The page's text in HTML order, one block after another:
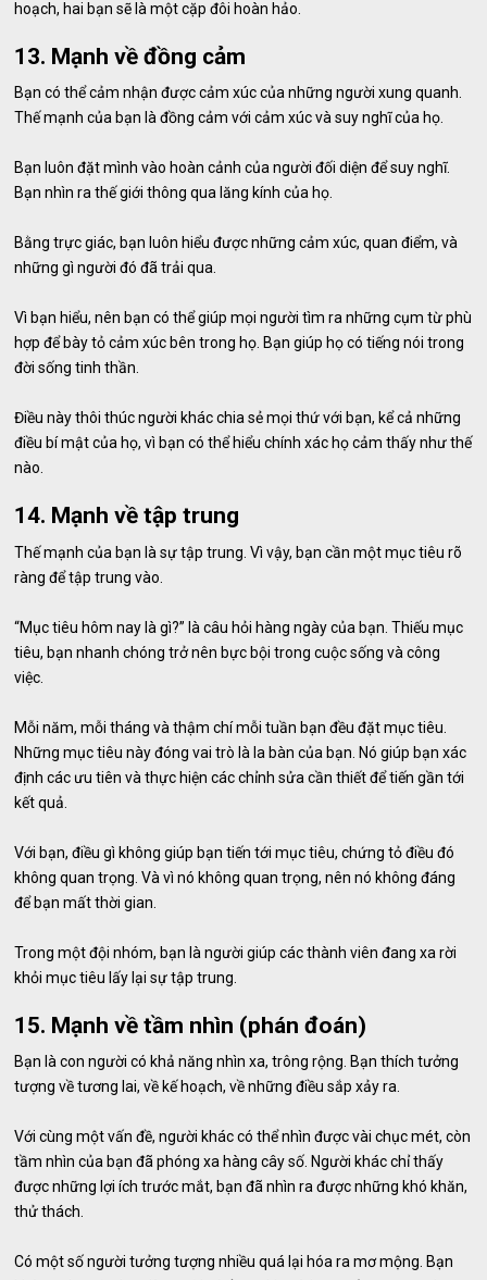
hoạch, hai bạn sẽ là một cặp đôi hoàn hảo.
13. Mạnh về đồng cảm
Bạn có thể cảm nhận được cảm xúc của những người xung quanh.
Thế mạnh của bạn là đồng cảm với cảm xúc và suy nghĩ của họ.
Bạn luôn đặt mình vào hoàn cảnh của người đối diện để suy nghĩ.
Bạn nhìn ra thế giới thông qua lăng kính của họ.
Bằng trực giác, bạn luôn hiểu được những cảm xúc, quan điểm, và
những gì người đó đã trải qua.
Vì bạn hiểu, nên bạn có thể giúp mọi người tìm ra những cụm từ phù
hợp để bày tỏ cảm xúc bên trong họ. Bạn giúp họ có tiếng nói trong
đời sống tinh thần.
Điều này thôi thúc người khác chia sẻ mọi thứ với bạn, kể cả những
điều bí mật của họ, vì bạn có thể hiểu chính xác họ cảm thấy như thế
nào.
14. Mạnh về tập trung
Thế mạnh của bạn là sự tập trung. Vì vậy, bạn cần một mục tiêu rõ
ràng để tập trung vào.
“Mục tiêu hôm nay là gì?” là câu hỏi hàng ngày của bạn. Thiếu mục
tiêu, bạn nhanh chóng trở nên bực bội trong cuộc sống và công
việc.
Mỗi năm, mỗi tháng và thậm chí mỗi tuần bạn đều đặt mục tiêu.
Những mục tiêu này đóng vai trò là la bàn của bạn. Nó giúp bạn xác
định các ưu tiên và thực hiện các chỉnh sửa cần thiết để tiến gần tới
kết quả.
Với bạn, điều gì không giúp bạn tiến tới mục tiêu, chứng tỏ điều đó
không quan trọng. Và vì nó không quan trọng, nên nó không đáng
để bạn mất thời gian.
Trong một đội nhóm, bạn là người giúp các thành viên đang xa rời
khỏi mục tiêu lấy lại sự tập trung.
15. Mạnh về tầm nhìn (phán đoán)
Bạn là con người có khả năng nhìn xa, trông rộng. Bạn thích tưởng
tượng về tương lai, về kế hoạch, về những điều sắp xảy ra.
Với cùng một vấn đề, người khác có thể nhìn được vài chục mét, còn
tầm nhìn của bạn đã phóng xa hàng cây số. Người khác chỉ thấy
được những lợi ích trước mắt, bạn đã nhìn ra được những khó khăn,
thử thách.
Có một số người tưởng tượng nhiều quá lại hóa ra mơ mộng. Bạn